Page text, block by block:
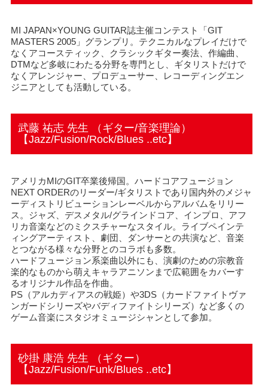
MI JAPAN×YOUNG GUITAR誌主催コンテスト「GIT
MASTERS 2005」グランプリ。テクニカルなプレイだけで
なくアコースティック、クラシックギター奏法、作編曲、
DTMなど多岐にわたる分野を専門とし、ギタリストだけで
なくアレンジャー、プロデューサー、レコーディングエン
ジニアとしても活動している。
武藤 祐志 先生 （ギター/音楽理論）
【Jazz/Fusion/Rock/Blues ..etc】
アメリカMIのGIT卒業後帰国。ハードコアフュージョン
NEXT ORDERのリーダー/ギタリストであり国内外のメジャ
ーディストリビューションレーベルからアルバムをリリー
ス。ジャズ、デスメタル/グラインドコア、インプロ、アフ
リカ音楽などのミクスチャーなスタイル。ライブペインテ
ィングアーティスト、劇団、ダンサーとの共演など、音楽
とつながる様々な分野とのコラボも多数。
ハードフュージョン系楽曲以外にも、演劇のための宗教音
楽的なものから萌えキャラアニソンまで広範囲をカバーす
るオリジナル作品を作曲。
PS（アルカディアスの戦姫）や3DS（カードファイトヴァ
ンガードシリーズやバディファイトシリーズ）など多くの
ゲーム音楽にスタジオミュージシャンとして参加。
砂掛 康浩 先生 （ギター）
【Jazz/Fusion/Funk/Blues ..etc】